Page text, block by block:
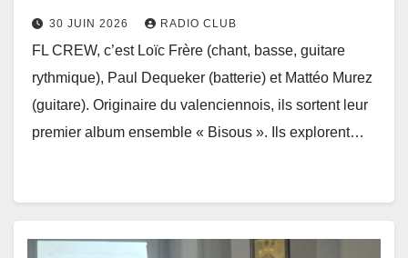
30 JUIN 2026 RADIO CLUB
FL CREW, c’est Loïc Frère (chant, basse, guitare
rythmique), Paul Dequeker (batterie) et Mattéo Murez
(guitare). Originaire du valenciennois, ils sortent leur
premier album ensemble « Bisous ». Ils explorent…